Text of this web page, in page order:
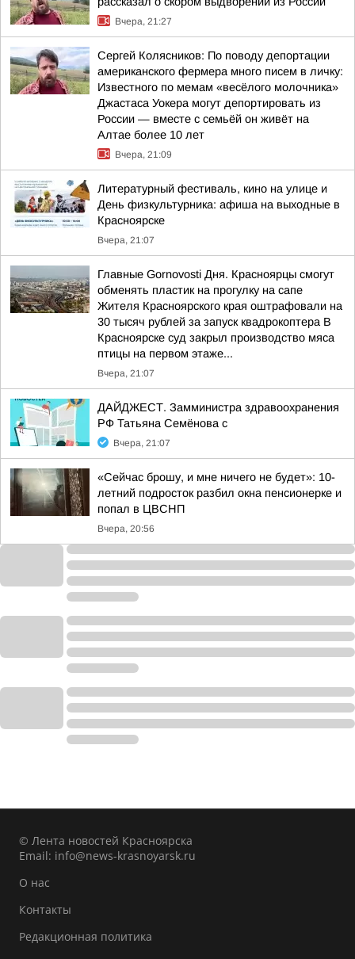
Вчера, 21:27
Сергей Колясников: По поводу депортации
американского фермера много писем в личку:
Известного по мемам «весёлого молочника»
Джастаса Уокера могут депортировать из
России — вместе с семьёй он живёт на
Алтае более 10 лет
Вчера, 21:09
Литературный фестиваль, кино на улице и
День физкультурника: афиша на выходные в
Красноярске
Вчера, 21:07
Главные Gornovosti Дня. Красноярцы смогут
обменять пластик на прогулку на сапе
Жителя Красноярского края оштрафовали на
30 тысяч рублей за запуск квадрокоптера В
Красноярске суд закрыл производство мяса
птицы на первом этаже...
Вчера, 21:07
ДАЙДЖЕСТ. Замминистра здравоохранения
РФ Татьяна Семёнова с
Вчера, 21:07
«Сейчас брошу, и мне ничего не будет»: 10-
летний подросток разбил окна пенсионерке и
попал в ЦВСНП
Вчера, 20:56
© Лента новостей Красноярска
Email: info@news-krasnoyarsk.ru
О нас
Контакты
Редакционная политика